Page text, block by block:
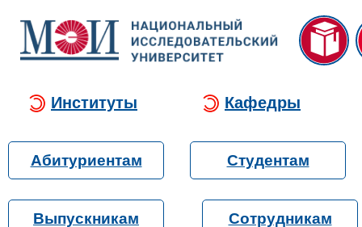
Институты Кафедры
Абитуриентам Студентам
Выпускникам Сотрудникам